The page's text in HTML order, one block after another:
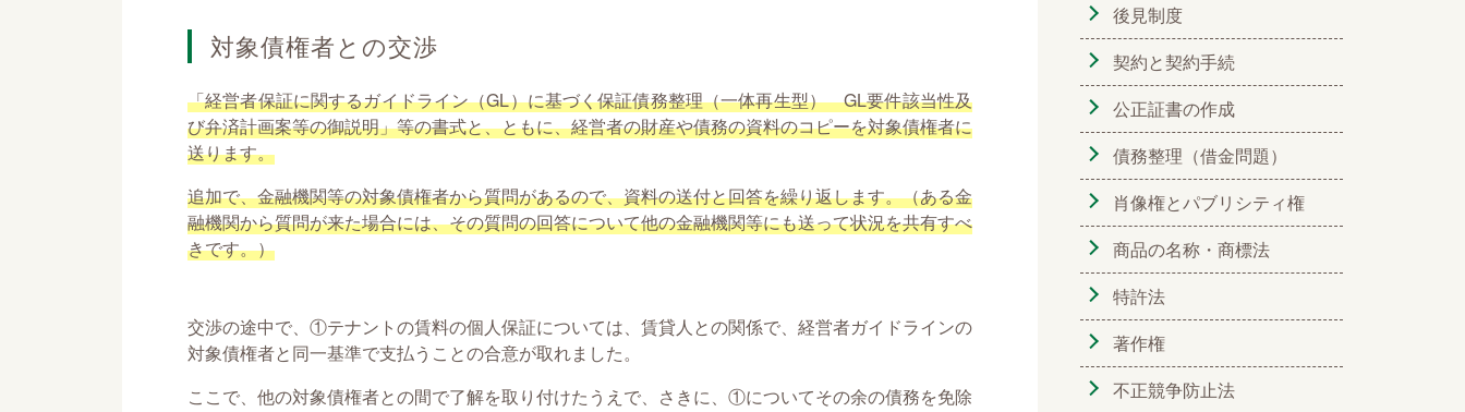
対象債権者との交渉
「経営者保証に関するガイドライン（GL）に基づく保証債務整理（一体再生型） GL要件該当性及
び弁済計画案等の御説明」等の書式と、ともに、経営者の財産や債務の資料のコピーを対象債権者に
送ります。
追加で、金融機関等の対象債権者から質問があるので、資料の送付と回答を繰り返します。（ある金
融機関から質問が来た場合には、その質問の回答について他の金融機関等にも送って状況を共有すべ
きです。）
交渉の途中で、①テナントの賃料の個人保証については、賃貸人との関係で、経営者ガイドラインの
対象債権者と同一基準で支払うことの合意が取れました。
ここで、他の対象債権者との間で了解を取り付けたうえで、さきに、①についてその余の債務を免除
後見制度
契約と契約手続
公正証書の作成
債務整理（借金問題）
肖像権とパブリシティ権
商品の名称・商標法
特許法
著作権
不正競争防止法